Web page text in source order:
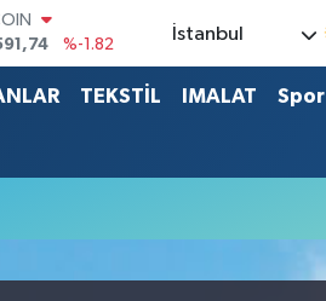
%-1.82
%0.02
İstanbul
TEKSTİL IMALAT Spor